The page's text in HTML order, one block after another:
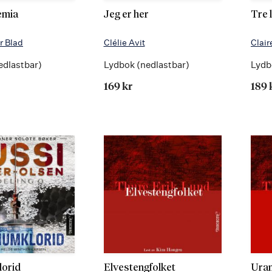
Blad
Jeg er her
Clélie Avit
Lydbok (nedlastbar)
169 kr
Tre
189
Elvestengfolket